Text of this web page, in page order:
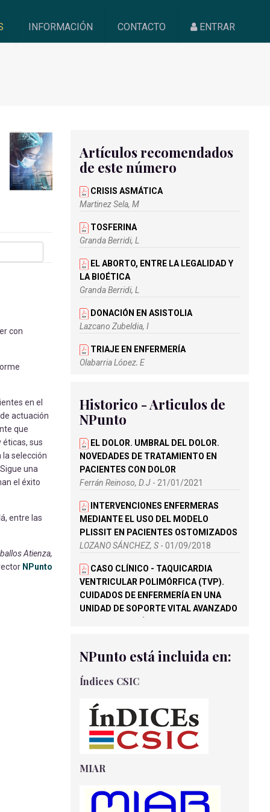
INFORMACIÓN CONTACTO ENTRAR
con
en el
actuación
que
sus
selección
una
el éxito
entre las
Atienza,
NPunto
Artículos recomendados
de este número
CRISIS ASMÁTICA
Martinez Sela, M
TOSFERINA
Granda Berridi, L
EL ABORTO, ENTRE LA LEGALIDAD Y
LA BIOÉTICA
Granda Berridi, L
DONACIÓN EN ASISTOLIA
Lazcano Zubeldia, I
TRIAJE EN ENFERMERÍA
Olabarria López, E
ENFERMERÍA
Barroso Ramírez, A
Pérez San Martín, S
FORMACIÓN DEL PERSONAL DE
ENFERMERÍA EN EL CUIDADO DEL
María Ramírez Luque, A
Historico - Articulos de
NPunto
EL DOLOR. UMBRAL DEL DOLOR.
NOVEDADES DE TRATAMIENTO EN
PACIENTES CON DOLOR
Ferrán Reinoso, D.J - 21/01/2021
INTERVENCIONES ENFERMERAS
MEDIANTE EL USO DEL MODELO
PLISSIT EN PACIENTES OSTOMIZADOS
LOZANO SÁNCHEZ, S - 01/09/2018
CASO CLÍNICO - TAQUICARDIA
VENTRICULAR POLIMÓRFICA (TVP).
CUIDADOS DE ENFERMERÍA EN UNA
UNIDAD DE SOPORTE VITAL AVANZADO
ACTUACIÓN DE ENFERMERÍA EN LA
Miján Morales, F
REVISIÓN SISTEMÁTICA: COSTES
DEL TRATAMIENTO Y LA ATENCIÓN EN
PERSONAS CON ALZHEIMER Y OTRAS
DEMENCIAS
PACIENTES INTERVENIDOS DE
NPunto está incluida en:
Índices CSIC
MIAR